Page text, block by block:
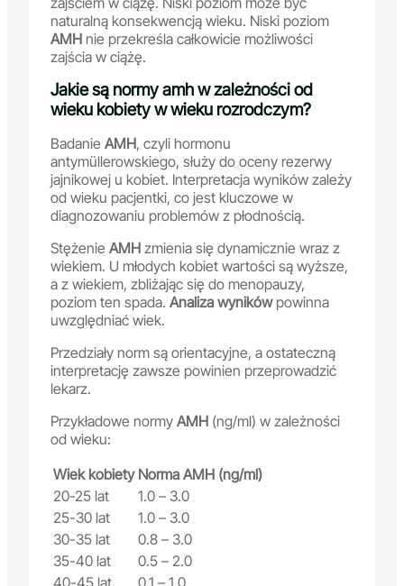
naturalną konsekwencją wieku. Niski poziom
AMH nie przekreśla całkowicie możliwości
zajścia w ciążę.
Jakie są normy amh w zależności od
wieku kobiety w wieku rozrodczym?
Badanie AMH, czyli hormonu
antymüllerowskiego, służy do oceny rezerwy
jajnikowej u kobiet. Interpretacja wyników zależy
od wieku pacjentki, co jest kluczowe w
diagnozowaniu problemów z płodnością.
Stężenie AMH zmienia się dynamicznie wraz z
wiekiem. U młodych kobiet wartości są wyższe,
a z wiekiem, zbliżając się do menopauzy,
poziom ten spada. Analiza wynikówpowinna
uwzględniać wiek.
Przedziały norm są orientacyjne, a ostateczną
interpretację zawsze powinien przeprowadzić
lekarz.
Przykładowe normy AMH (ng/ml) w zależności
od wieku:
Wiek kobiety Norma AMH (ng/ml)
20-25 lat
1.0 – 3.0
25-30 lat
1.0 – 3.0
30-35 lat
0.8 – 3.0
35-40 lat
0.5 – 2.0